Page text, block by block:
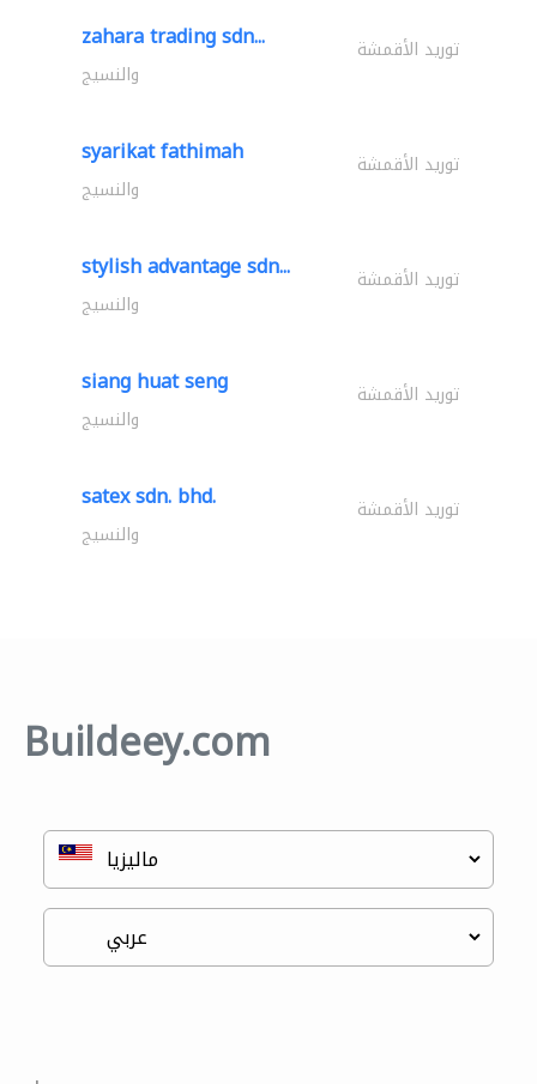
zahara trading sdn... توريد الأقمشة
والنسيج
syarikat fathimah توريد الأقمشة
والنسيج
stylish advantage sdn... توريد الأقمشة
والنسيج
siang huat seng توريد الأقمشة
والنسيج
satex sdn. bhd. توريد الأقمشة
والنسيج
Buildeey.com